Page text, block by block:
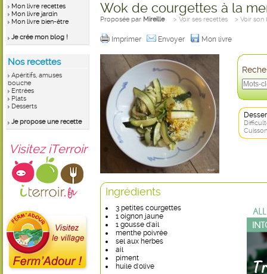
Mon livre recettes
Mon livre jardin
Mon livre bien-être
Je crée mon blog !
Nos recettes
Apéritifs, amuses
bouche
Entrées
Plats
Desserts
Je propose une recette
Visitez iTerroir
Wok de courgettes à la
Proposée par Mireille > Voir ses recettes > Voir son
Imprimer Envoyer Mon livre
Ingrédients
3 petites courgettes
1 oignon jaune
1 gousse d'ail
menthe poivrée
sel aux herbes
ail
piment
huile d'olive